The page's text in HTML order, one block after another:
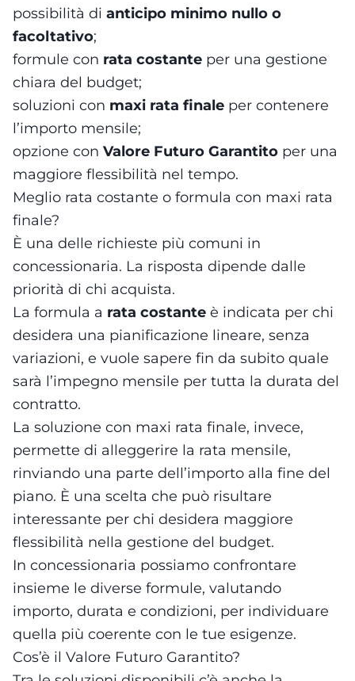
possibilità di anticipo minimo nullo o
facoltativo;
formule con rata costante per una gestione
chiara del budget;
soluzioni con maxi rata finale per contenere
l’importo mensile;
opzione con Valore Futuro Garantito per una
maggiore flessibilità nel tempo.
Meglio rata costante o formula con maxi rata
finale?
È una delle richieste più comuni in
concessionaria. La risposta dipende dalle
priorità di chi acquista.
La formula a rata costante è indicata per chi
desidera una pianificazione lineare, senza
variazioni, e vuole sapere fin da subito quale
sarà l’impegno mensile per tutta la durata del
contratto.
La soluzione con maxi rata finale, invece,
permette di alleggerire la rata mensile,
rinviando una parte dell’importo alla fine del
piano. È una scelta che può risultare
interessante per chi desidera maggiore
flessibilità nella gestione del budget.
In concessionaria possiamo confrontare
insieme le diverse formule, valutando
importo, durata e condizioni, per individuare
quella più coerente con le tue esigenze.
Cos’è il Valore Futuro Garantito?